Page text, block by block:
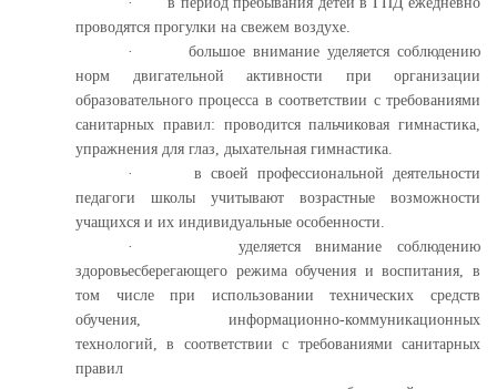
проводятся прогулки на свежем воздухе.
·
большое внимание уделяется соблюдению
норм двигательной активности при организации
образовательного процесса в соответствии с требованиями
санитарных правил: проводится пальчиковая гимнастика,
упражнения для глаз, дыхательная гимнастика.
·
в своей профессиональной деятельности
педагоги школы учитывают возрастные возможности
учащихся и их индивидуальные особенности.
·
уделяется внимание соблюдению
здоровьесберегающего режима обучения и воспитания, в
том числе при использовании технических средств
обучения, информационно-коммуникационных
технологий, в соответствии с требованиями санитарных
правил